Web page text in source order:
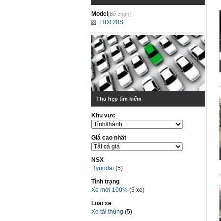
Model[Bỏ chọn]
HD120S
Thu hẹp tìm kiếm
Khu vực
Giá cao nhất
NSX
Hyundai(5)
Tình trạng
Xe mới 100% (5 xe)
Loại xe
Xe tải thùng(5)